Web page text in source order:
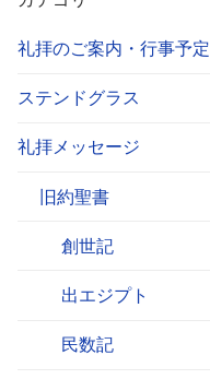
礼拝のご案内・行事予定
ステンドグラス
礼拝メッセージ
旧約聖書
創世記
出エジプト
民数記